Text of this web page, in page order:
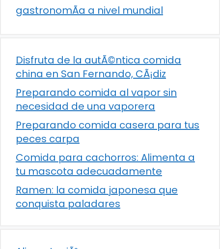
gastronomÃ­a a nivel mundial
Disfruta de la autÃ©ntica comida
china en San Fernando, CÃ¡diz
Preparando comida al vapor sin
necesidad de una vaporera
Preparando comida casera para tus
peces carpa
Comida para cachorros: Alimenta a
tu mascota adecuadamente
Ramen: la comida japonesa que
conquista paladares